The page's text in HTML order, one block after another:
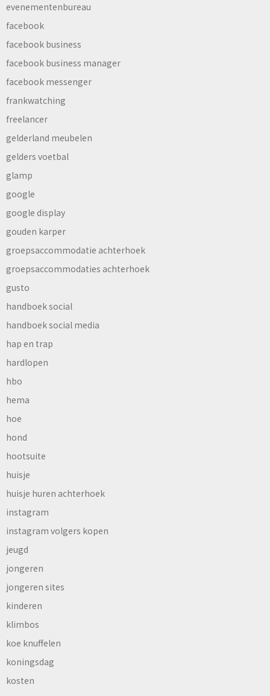
evenementenbureau
facebook
facebook business
facebook business manager
facebook messenger
frankwatching
freelancer
gelderland meubelen
gelders voetbal
glamp
google
google display
gouden karper
groepsaccommodatie achterhoek
groepsaccommodaties achterhoek
gusto
handboek social
handboek social media
hap en trap
hardlopen
hbo
hema
hoe
hond
hootsuite
huisje
huisje huren achterhoek
instagram
instagram volgers kopen
jeugd
jongeren
jongeren sites
kinderen
klimbos
koe knuffelen
koningsdag
kosten